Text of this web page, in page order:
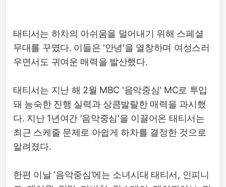
태티서는 하차의 아쉬움을 덜어내기 위해 스페셜
무대를 꾸몄다. 이들은 '안녕'을 열창하며 여성스러
우면서도 귀여운 매력을 발산했다.
태티서는 지난 해 2월 MBC '음악중심' MC로 투입
돼 능숙한 진행 실력과 상큼발랄한 매력을 과시했
다. 지난 1년여간 '음악중심'을 이끌어온 태티서는
최근 스케줄 문제로 아쉽게 하차를 결정한 것으로
알려졌다.
한편 이날 ‘음악중심’에는 소녀시대 태티서, 인피니